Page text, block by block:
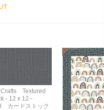
Textured
- 12 x 12 -
カードストック